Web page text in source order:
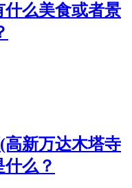
什么美食或者景
高新万达木塔寺
么？